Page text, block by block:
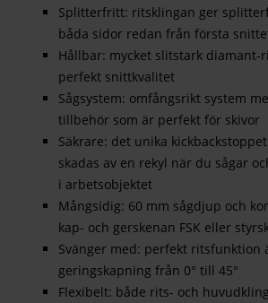
Splitterfritt: ritsklingan ger
båda sidor redan från första
Hållbar: mycket slitstark diamant-
perfekt snittkvalitet
Sågsystem: omfångsrikt system
tillbehör som är perfekt för skivor
Säkrare: det unika
skadas av en rekyl när du sågar
i arbetsobjektet
Mångsidig: 60 mm sågdjup och
kap- och gerskenan FSK eller
Svänger med: perfekt ritsfunktion
geringskapning från 0° till 45°
Flexibelt: både rits- och